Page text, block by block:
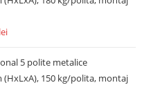
lei
5 polite metalice
(HxLxA), 150 kg/polita, montaj